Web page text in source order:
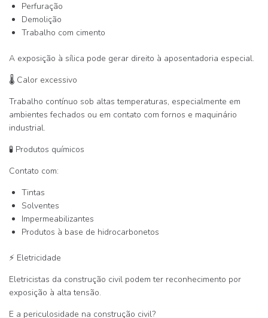
Perfuração
Demolição
Trabalho com cimento
A exposição à sílica pode gerar direito à aposentadoria especial.
🌡 Calor excessivo
Trabalho contínuo sob altas temperaturas, especialmente em
ambientes fechados ou em contato com fornos e maquinário
industrial.
🧪 Produtos químicos
Contato com:
Tintas
Solventes
Impermeabilizantes
Produtos à base de hidrocarbonetos
⚡ Eletricidade
Eletricistas da construção civil podem ter reconhecimento por
exposição à alta tensão.
E a periculosidade na construção civil?